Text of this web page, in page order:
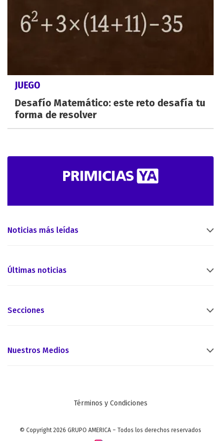
JUEGO
Desafío Matemático: este reto desafía tu
forma de resolver
Noticias más leídas
Últimas noticias
Secciones
Nuestros Medios
Términos y Condiciones
© Copyright 2026 GRUPO AMERICA – Todos los derechos reservados